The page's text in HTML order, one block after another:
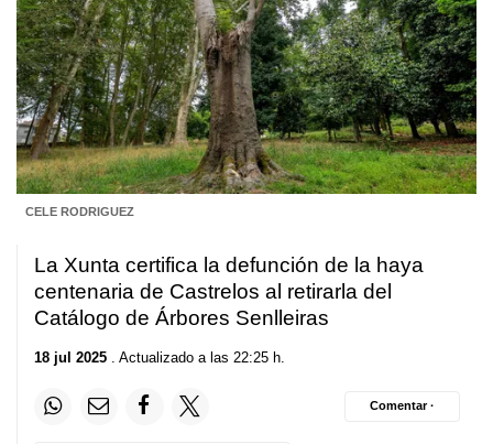
CELE RODRIGUEZ
La Xunta certifica la defunción de la haya
centenaria de Castrelos al retirarla del
Catálogo de Árbores Senlleiras
18 jul 2025 . Actualizado a las 22:25 h.
Comentar ·